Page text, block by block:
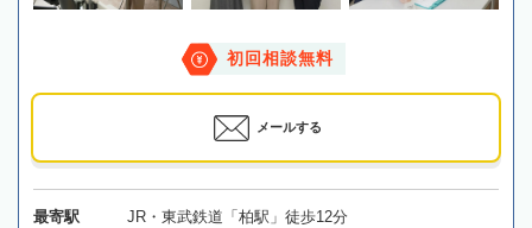
初回相談無料
メールする
最寄駅 JR・東武鉄道「柏駅」徒歩12分